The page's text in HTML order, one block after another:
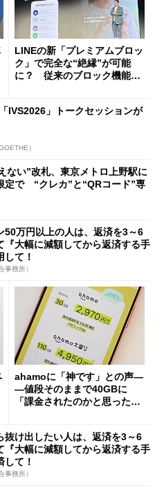
LINEの新「プレミアムブロッ
ク」で完全な“絶縁”が可能
に？ 従来のブロック機能と
IVS2026」トークセッションが
）
ない”改札、東京メトロ上野駅に
で “クレカ”と“QRコード”専
50万円以上の人は、返済を3～6
『大幅に減額してから返済する手
して！
事務所）
ahamoに「神です」との声―
―値段そのままで40GBに
「課金されたのかと思った」
抜け出したい人は、返済を3～6
『大幅に減額してから返済する手
して！
事務所）